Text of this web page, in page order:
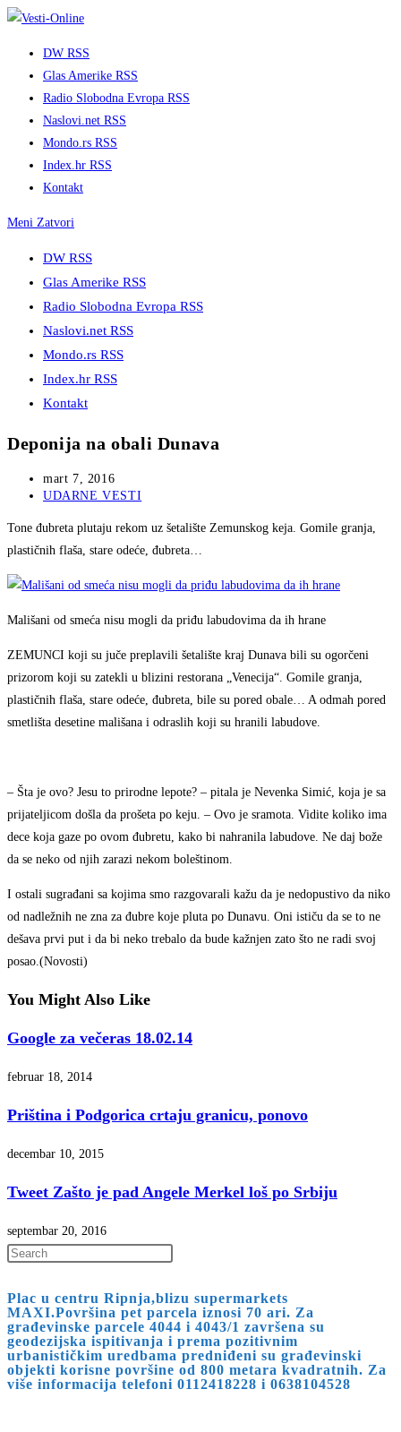
Skip
DW RSS
Glas Amerike RSS
Radio Slobodna Evropa RSS
Naslovi.net RSS
Mondo.rs RSS
Index.hr RSS
Kontakt
Meni Zatvori
DW RSS
Glas Amerike RSS
Radio Slobodna Evropa RSS
Naslovi.net RSS
Mondo.rs RSS
Index.hr RSS
Kontakt
Deponija na obali Dunava
Post
published:
mart 7, 2016
Post
UDARNE VESTI
Tone đubreta plutaju rekom uz šetalište Zemunskog keja. Gomile granja,
plastičnih flaša, stare odeće, đubreta…
Mališani od smeća nisu mogli da priđu labudovima da ih hrane
ZEMUNCI koji su juče preplavili šetalište kraj Dunava bili su ogorčeni
prizorom koji su zatekli u blizini restorana „Venecija“. Gomile granja,
plastičnih flaša, stare odeće, đubreta, bile su pored obale… A odmah pored
smetlišta desetine mališana i odraslih koji su hranili labudove.
– Šta je ovo? Jesu to prirodne lepote? – pitala je Nevenka Simić, koja je sa
prijateljicom došla da prošeta po keju. – Ovo je sramota. Vidite koliko ima
dece koja gaze po ovom đubretu, kako bi nahranila labudove. Ne daj bože
da se neko od njih zarazi nekom boleštinom.
I ostali sugrađani sa kojima smo razgovarali kažu da je nedopustivo da niko
od nadležnih ne zna za đubre koje pluta po Dunavu. Oni ističu da se to ne
dešava prvi put i da bi neko trebalo da bude kažnjen zato što ne radi svoj
posao.(Novosti)
You Might Also Like
Google za večeras 18.02.14
februar 18, 2014
Priština i Podgorica crtaju granicu, ponovo
decembar 10, 2015
Tweet Zašto je pad Angele Merkel loš po Srbiju
septembar 20, 2016
to
close
the
search
panel.
Plac u centru Ripnja,blizu supermarkets
MAXI.Površina pet parcela iznosi 70 ari. Za
građevinske parcele 4044 i 4043/1 završena su
geodezijska ispitivanja i prema pozitivnim
urbanističkim uredbama predniđeni su građevinski
objekti korisne površine od 800 metara kvadratnih. Za
više informacija telefoni 0112418228 i 0638104528